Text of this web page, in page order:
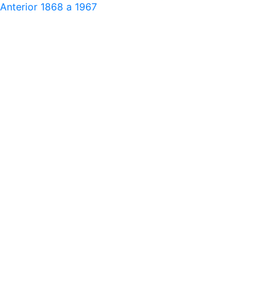
Anterior 1868 a 1967